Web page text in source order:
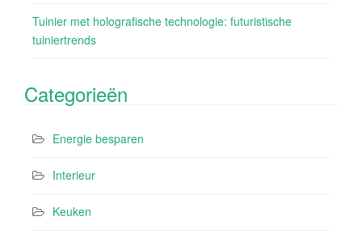
Tuinier met holografische technologie: futuristische
tuiniertrends
Categorieën
Energie besparen
Interieur
Keuken